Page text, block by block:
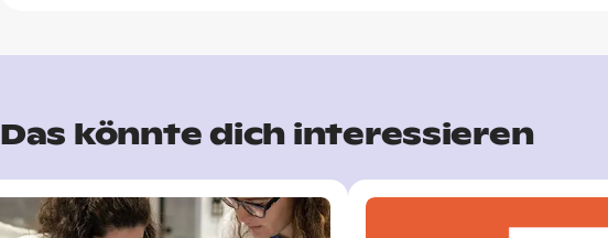
Das könnte dich interessieren